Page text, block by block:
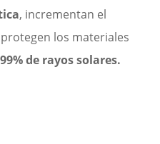
, incrementan el
los materiales
99% de rayos solares.